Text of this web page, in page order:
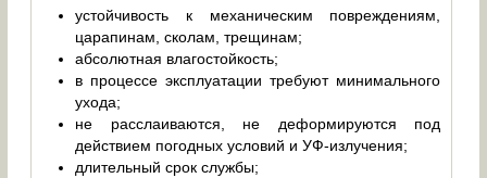
устойчивость к механическим повреждениям,
царапинам, сколам, трещинам;
абсолютная влагостойкость;
в процессе эксплуатации требуют минимального
ухода;
не расслаиваются, не деформируются под
действием погодных условий и УФ-излучения;
длительный срок службы;